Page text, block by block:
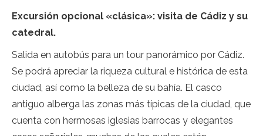
Excursión opcional «clásica»: visita de Cádiz y su
catedral.
Salida en autobús para un tour panorámico por Cádiz.
Se podrá apreciar la riqueza cultural e histórica de esta
ciudad, así como la belleza de su bahía. El casco
antiguo alberga las zonas más típicas de la ciudad, que
cuenta con hermosas iglesias barrocas y elegantes